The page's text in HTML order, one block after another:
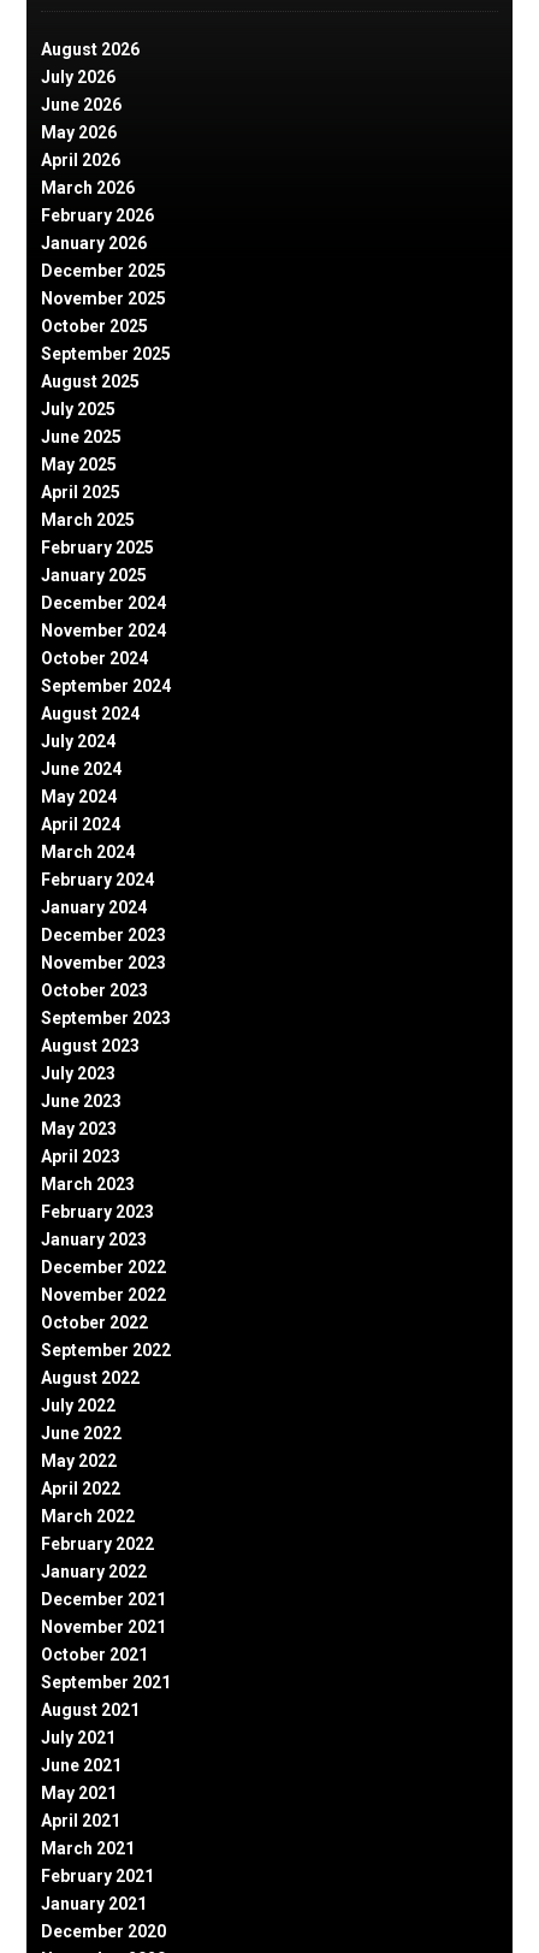
August 2026
July 2026
June 2026
May 2026
April 2026
March 2026
February 2026
January 2026
December 2025
November 2025
October 2025
September 2025
August 2025
July 2025
June 2025
May 2025
April 2025
March 2025
February 2025
January 2025
December 2024
November 2024
October 2024
September 2024
August 2024
July 2024
June 2024
May 2024
April 2024
March 2024
February 2024
January 2024
December 2023
November 2023
October 2023
September 2023
August 2023
July 2023
June 2023
May 2023
April 2023
March 2023
February 2023
January 2023
December 2022
November 2022
October 2022
September 2022
August 2022
July 2022
June 2022
May 2022
April 2022
March 2022
February 2022
January 2022
December 2021
November 2021
October 2021
September 2021
August 2021
July 2021
June 2021
May 2021
April 2021
March 2021
February 2021
January 2021
December 2020